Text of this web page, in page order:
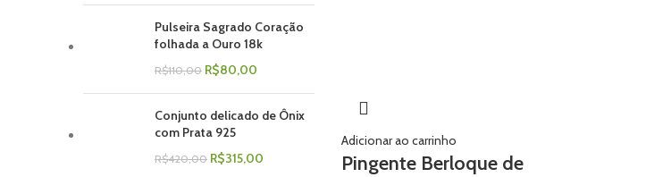
Pulseira Sagrado Coração
folhada a Ouro 18k
R$110,00 R$80,00
Conjunto delicado de Ônix
com Prata 925
R$420,00 R$315,00
Adicionar ao carrinho
Pingente Berloque de